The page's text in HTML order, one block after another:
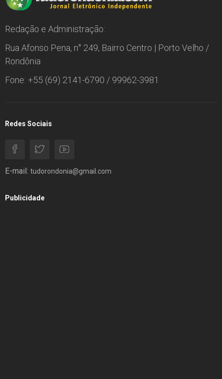
Redação e Administração:
Rua Afonso Pena, n° 249, Bairro Centro | Porto Velho /
Rondônia
Fone: +55 (69) 2141-6790 / 99962-3981
Redes Sociais
E-mail: tudorondonia@gmail.com
Publicidade